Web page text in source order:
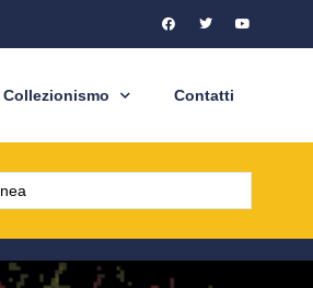
Collezionismo Contatti